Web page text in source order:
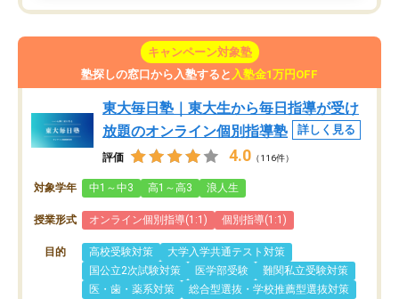
キャンペーン対象塾
塾探しの窓口から入塾すると 入塾金1万円OFF
東大毎日塾｜東大生から毎日指導が受け
放題のオンライン個別指導塾
詳しく見る
評価 4.0 （116件）
対象学年 中1～中3 高1～高3 浪人生
授業形式 オンライン個別指導(1:1) 個別指導(1:1)
目的 高校受験対策
大学入学共通テスト対策
国公立2次試験対策
医学部受験
難関私立受験対策
医・歯・薬系対策
総合型選抜・学校推薦型選抜対策